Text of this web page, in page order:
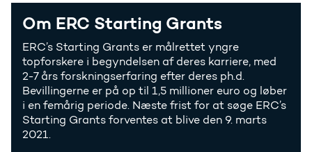
Om ERC Starting Grants
ERC’s Starting Grants er målrettet yngre
topforskere i begyndelsen af deres karriere, med
2-7 års forskningserfaring efter deres ph.d.
Bevillingerne er på op til 1,5 millioner euro og løber
i en femårig periode. Næste frist for at søge ERC’s
Starting Grants forventes at blive den 9. marts
2021.